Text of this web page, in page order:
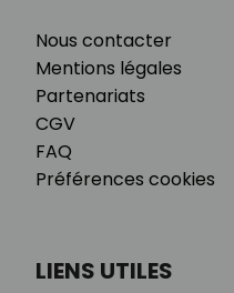
Nous contacter
Mentions légales
Partenariats
CGV
FAQ
Préférences cookies
LIENS UTILES